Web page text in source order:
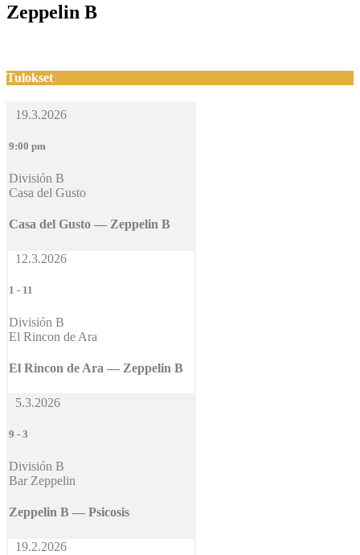
Zeppelin B
Tulokset
19.3.2026
9:00 pm
División B
Casa del Gusto
Casa del Gusto — Zeppelin B
12.3.2026
1 - 11
División B
El Rincon de Ara
El Rincon de Ara — Zeppelin B
5.3.2026
9 - 3
División B
Bar Zeppelin
Zeppelin B — Psicosis
19.2.2026